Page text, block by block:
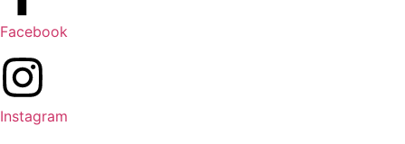
Facebook
Instagram